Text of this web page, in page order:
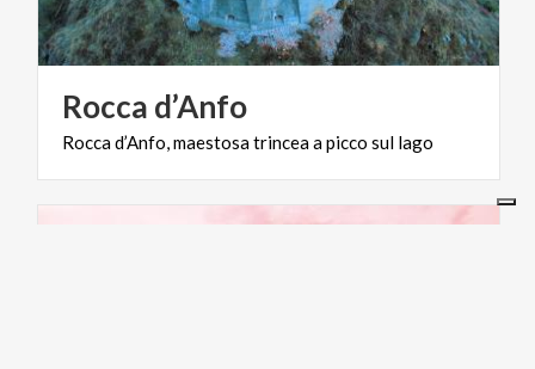
Rocca d’Anfo
Roccad’Anfo,maestosatrinceaapicco sul lago